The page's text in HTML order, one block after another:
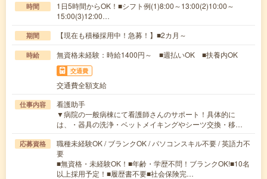
時間
1日5時間からOK！■シフト例(1)8:00～13:00(2)10:00～
15:00(3)12:00…
期間 【現在も積極採用中！急募！】■2カ月～
時給 無資格未経験：時給1400円～ ■週払いOK ■扶養内OK
交通費
交通費全額支給
仕事内容
看護助手
▼病院の一般病棟にて看護師さんのサポート！具体的に
は、・器具の洗浄・ベットメイキングやシーツ交換・移…
応募資格
職種未経験OK / ブランクOK / パソコンスキル不要 / 英語力不
要
■無資格・未経験OK！■年齢・学歴不問！ブランクOK!■10名
以上採用予定！■履歴書不要■社会保険完…